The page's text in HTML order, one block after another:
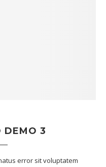
DEMO 3
error sit voluptatem